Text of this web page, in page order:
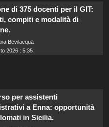
di 375 docenti per il GIT:
compiti e modalità di
Bevilacqua
2026 : 5:35
per assistenti
a Enna: opportunità
in Sicilia.